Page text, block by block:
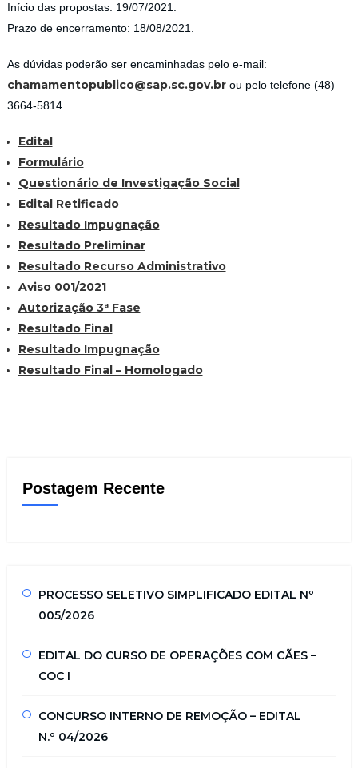
Início das propostas: 19/07/2021.
Prazo de encerramento: 18/08/2021.
As dúvidas poderão ser encaminhadas pelo e-mail:
chamamentopublico@sap.sc.gov.br ou pelo telefone (48)
3664-5814.
Edital
Formulário
Questionário de Investigação Social
Edital Retificado
Resultado Impugnação
Resultado Preliminar
Resultado Recurso Administrativo
Aviso 001/2021
Autorização 3ª Fase
Resultado Final
Resultado Impugnação
Resultado Final – Homologado
Postagem Recente
PROCESSO SELETIVO SIMPLIFICADO EDITAL Nº
005/2026
EDITAL DO CURSO DE OPERAÇÕES COM CÃES –
COC I
CONCURSO INTERNO DE REMOÇÃO – EDITAL
N.º 04/2026